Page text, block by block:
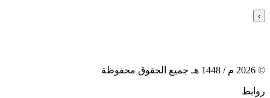
›
©
2026 م / 1448 هـ جميع الحقوق محفوظة
روابط